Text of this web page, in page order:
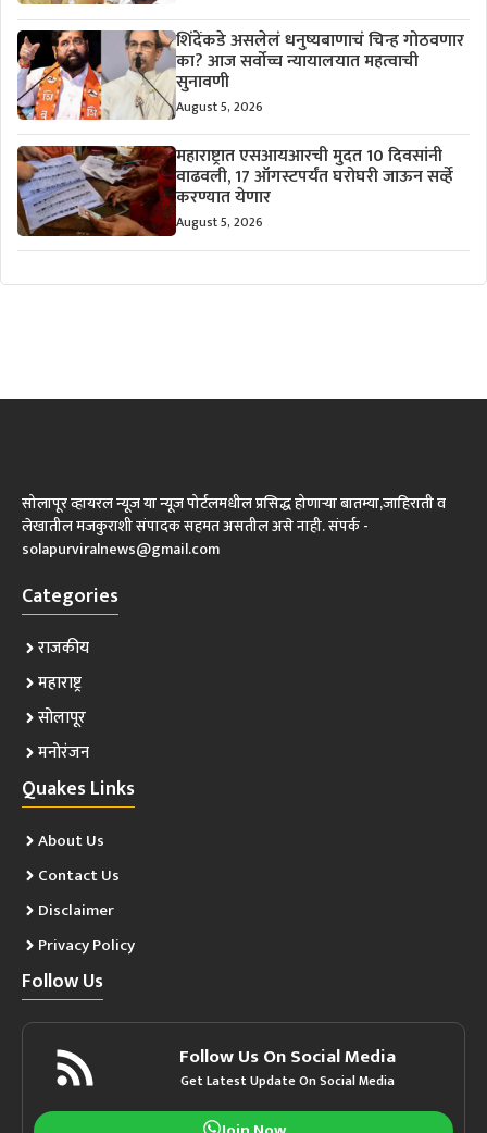
शिंदेंकडे असलेलं धनुष्यबाणाचं चिन्ह गोठवणार
का? आज सर्वोच्च न्यायालयात महत्वाची
सुनावणी
August 5, 2026
महाराष्ट्रात एसआयआरची मुदत 10 दिवसांनी
वाढवली, 17 ऑगस्टपर्यंत घरोघरी जाऊन सर्व्हे
करण्यात येणार
August 5, 2026
सोलापूर व्हायरल न्यूज या न्यूज पोर्टलमधील प्रसिद्ध होणाऱ्या बातम्या,जाहिराती व
लेखातील मजकुराशी संपादक सहमत असतील असे नाही. संपर्क -
solapurviralnews@gmail.com
Categories
राजकीय
महाराष्ट्र
सोलापूर
मनोरंजन
Quakes Links
About Us
Contact Us
Disclaimer
Privacy Policy
Follow Us
Follow Us On Social Media
Get Latest Update On Social Media